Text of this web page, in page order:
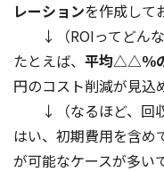
レーションを作成して
↓（ROIってどんな
たとえば、 平均△△％
円のコスト削減が見込
↓（なるほど、回収
はい、初期費用を含め
が可能なケースが多い